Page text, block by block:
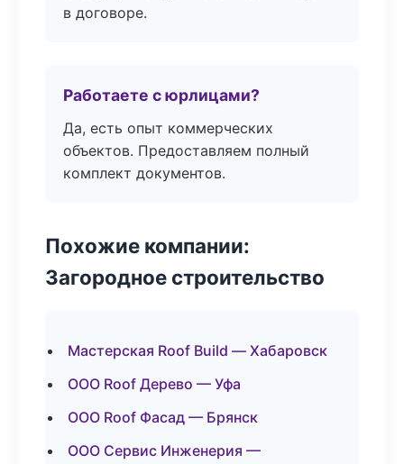
в договоре.
Работаете с юрлицами?
Да, есть опыт коммерческих
объектов. Предоставляем полный
комплект документов.
Похожие компании:
Загородное строительство
Мастерская Roof Build — Хабаровск
ООО Roof Дерево — Уфа
ООО Roof Фасад — Брянск
ООО Сервис Инженерия —